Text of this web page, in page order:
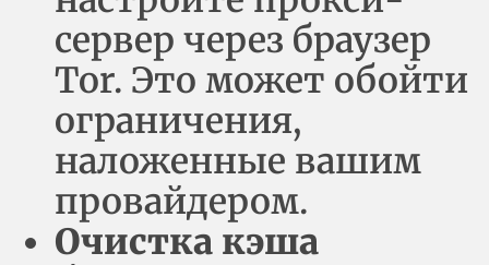
сервер через браузер
Tor. Это может обойти
ограничения,
наложенные вашим
провайдером.
Очистка кэша